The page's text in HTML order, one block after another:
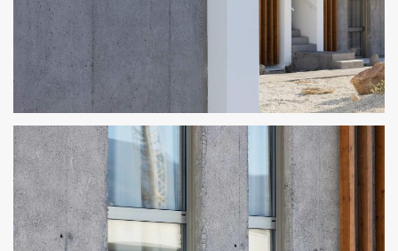
122 VIVIENDAS EN ABADES 8